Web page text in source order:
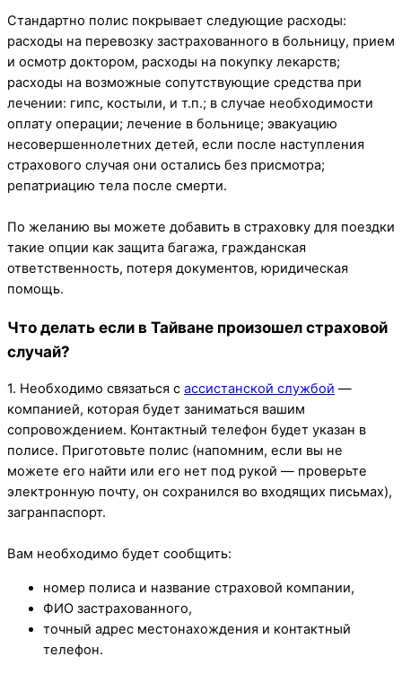
Стандартно полис покрывает следующие расходы:
расходы на перевозку застрахованного в больницу, прием
и осмотр доктором, расходы на покупку лекарств;
расходы на возможные сопутствующие средства при
лечении: гипс, костыли, и т.п.; в случае необходимости
оплату операции; лечение в больнице; эвакуацию
несовершеннолетних детей, если после наступления
страхового случая они остались без присмотра;
репатриацию тела после смерти.
По желанию вы можете добавить в страховку для поездки
такие опции как защита багажа, гражданская
ответственность, потеря документов, юридическая
помощь.
Что делать если в Тайване произошел страховой
случай?
1. Необходимо связаться с ассистанской службой —
компанией, которая будет заниматься вашим
сопровождением. Контактный телефон будет указан в
полисе. Приготовьте полис (напомним, если вы не
можете его найти или его нет под рукой — проверьте
электронную почту, он сохранился во входящих письмах),
загранпаспорт.
Вам необходимо будет сообщить:
номер полиса и название страховой компании,
ФИО застрахованного,
точный адрес местонахождения и контактный
телефон.